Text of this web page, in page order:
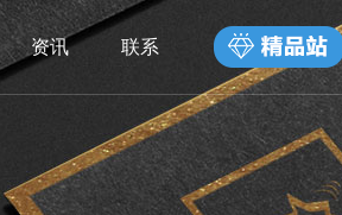
资讯 联系